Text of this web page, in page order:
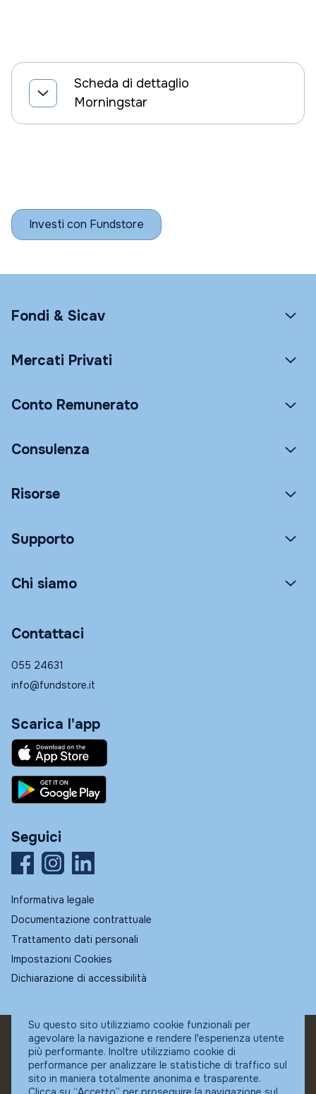
Scheda di dettaglio
Morningstar
Investi con Fundstore
Fondi & Sicav
Mercati Privati
Conto Remunerato
Consulenza
Risorse
Supporto
Chi siamo
Contattaci
055 24631
info@fundstore.it
Scarica l'app
Seguici
Informativa legale
Documentazione contrattuale
Trattamento dati personali
Impostazioni Cookies
Dichiarazione di accessibilità
© Fundstore
Collocatore autorizzato:
Banca Ifigest SpA
P.Iva: 04337180485
Su questo sito utilizziamo cookie funzionali per
agevolare la navigazione e rendere l'esperienza utente
più performante. Inoltre utilizziamo cookie di
performance per analizzare le statistiche di traffico sul
sito in maniera totalmente anonima e trasparente.